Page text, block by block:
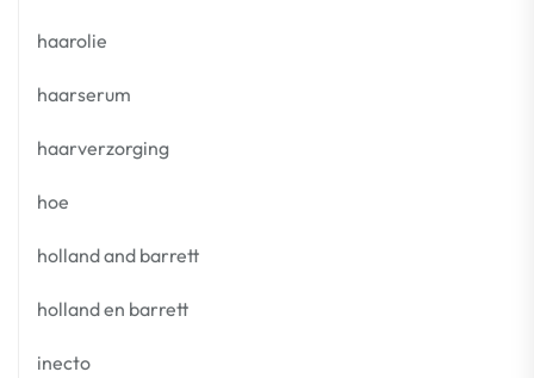
haarolie
haarserum
haarverzorging
hoe
holland and barrett
holland en barrett
inecto